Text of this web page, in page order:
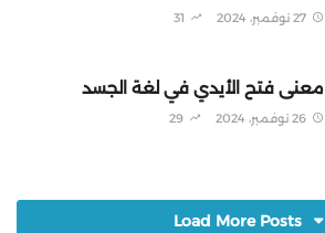
27 نوفمبر، 2024 31
معنى فتح الأيدي في لغة الجسد
26 نوفمبر، 2024 29
Load More Posts